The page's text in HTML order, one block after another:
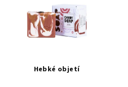
Hebké objetí